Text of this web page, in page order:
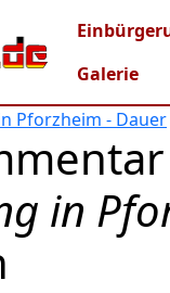
Main
Galerie
Pforzheim - Dauer
in